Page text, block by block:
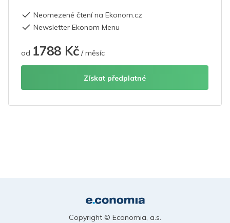
Neomezené čtení na Ekonom.cz
Newsletter Ekonom Menu
od 1788 Kč / měsíc
Získat předplatné
Copyright © Economia, a.s.